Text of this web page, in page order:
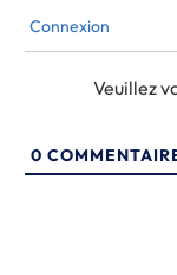
Connexion
Veuillez
0